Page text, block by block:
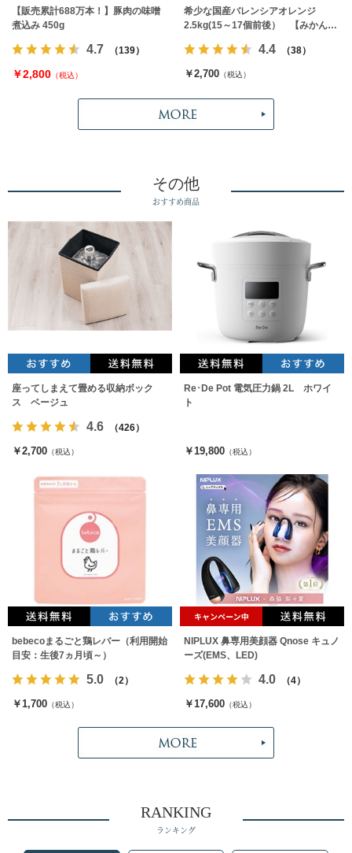
【販売累計688万本！】豚肉の味噌
煮込み 450g
4.7 （139）
￥2,800 （税込）
希少な国産バレンシアオレンジ
2.5kg(15～17個前後） 【みかんの
4.4 （38）
￥2,700 （税込）
その他
おすすめ商品
座ってしまえて畳める収納ボック
ス ベージュ
4.6 （426）
￥2,700 （税込）
Re･De Pot 電気圧力鍋 2L ホワイ
ト
￥19,800 （税込）
bebecoまるごと鶏レバー（利用開始
目安：生後7ヵ月頃～）
5.0 （2）
￥1,700 （税込）
NIPLUX 鼻専用美顔器 Qnose キュノ
ーズ(EMS、LED)
4.0 （4）
￥17,600 （税込）
RANKING
ランキング